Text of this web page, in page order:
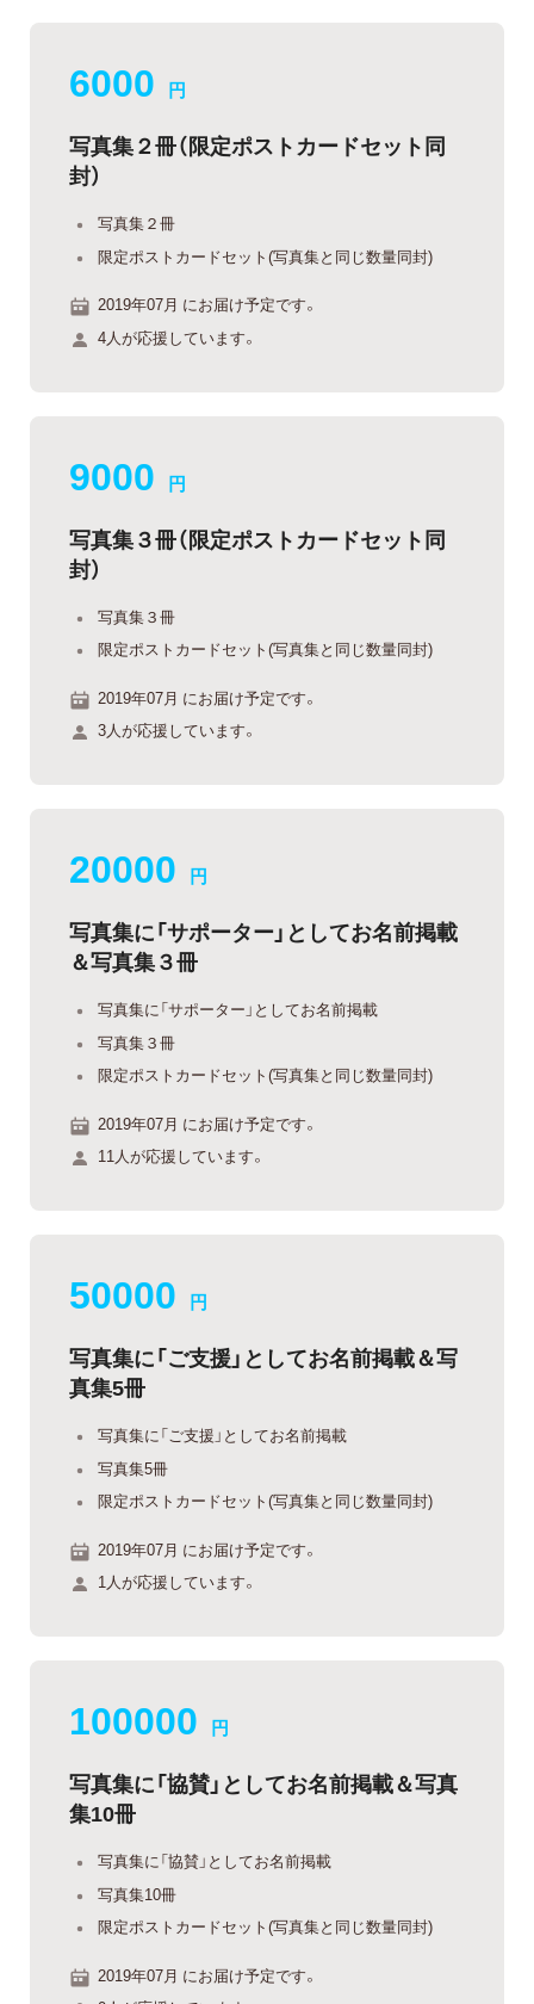
6000 円
写真集２冊（限定ポストカードセット同
封）
写真集２冊
限定ポストカードセット(写真集と同じ数量同封)
2019年07月 にお届け予定です。
4人が応援しています。
9000 円
写真集３冊（限定ポストカードセット同
封）
写真集３冊
限定ポストカードセット(写真集と同じ数量同封)
2019年07月 にお届け予定です。
3人が応援しています。
20000 円
写真集に「サポーター」としてお名前掲載
＆写真集３冊
写真集に「サポーター」としてお名前掲載
写真集３冊
限定ポストカードセット(写真集と同じ数量同封)
2019年07月 にお届け予定です。
11人が応援しています。
50000 円
写真集に「ご支援」としてお名前掲載＆写
真集5冊
写真集に「ご支援」としてお名前掲載
写真集5冊
限定ポストカードセット(写真集と同じ数量同封)
2019年07月 にお届け予定です。
1人が応援しています。
100000 円
写真集に「協賛」としてお名前掲載＆写真
集10冊
写真集に「協賛」としてお名前掲載
写真集10冊
限定ポストカードセット(写真集と同じ数量同封)
2019年07月 にお届け予定です。